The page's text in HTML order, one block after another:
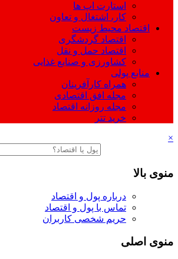
استارت اپ ها
کار، اشتغال و تعاون
اقتصاد محیط زیست
اقتصاد گردشگری
اقتصاد حمل و نقل
کشاورزی و صنایع غذایی
منابع پولی
همراه کارآفرینان
مجله افق اقتصادی
مجله روزانه اقتصاد
خرید تتر
×
منوی بالا
درباره پول و اقتصاد
تماس با پول و اقتصاد
حریم شخصی کاربران
منوی اصلی